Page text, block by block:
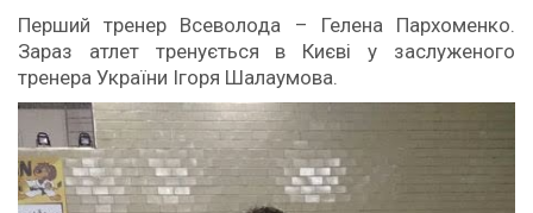
Перший тренер Всеволода – Гелена Пархоменко.
Зараз атлет тренується в Києві у заслуженого
тренера України Ігоря Шалаумова.